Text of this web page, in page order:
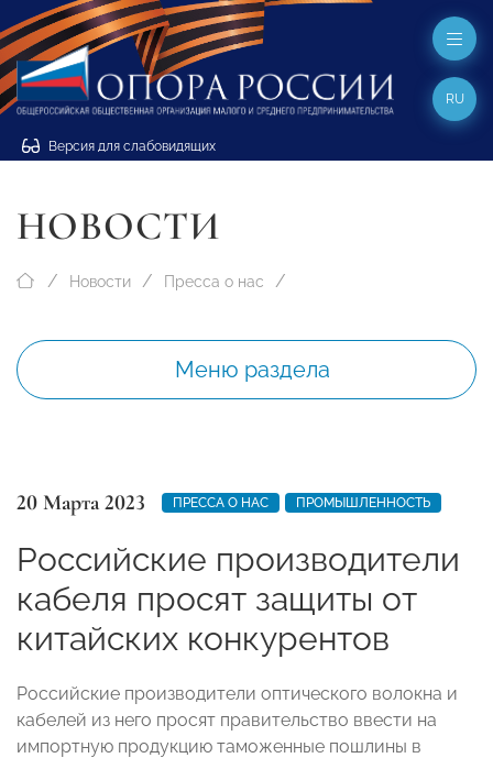
Версия для слабовидящих
RU
НОВОСТИ
Новости Пресса о нас
Меню раздела
20 Марта 2023 ПРЕССА О НАС ПРОМЫШЛЕННОСТЬ
Российские производители
кабеля просят защиты от
китайских конкурентов
Российские производители оптического волокна и
кабелей из него просят правительство ввести на
импортную продукцию таможенные пошлины в